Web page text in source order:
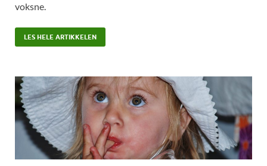
voksne.
LES HELE ARTIKKELEN